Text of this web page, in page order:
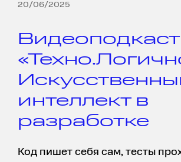
20/06/2025
Видеоподкаст
интеллект в
разработке
Код пишет себя сам, тесты